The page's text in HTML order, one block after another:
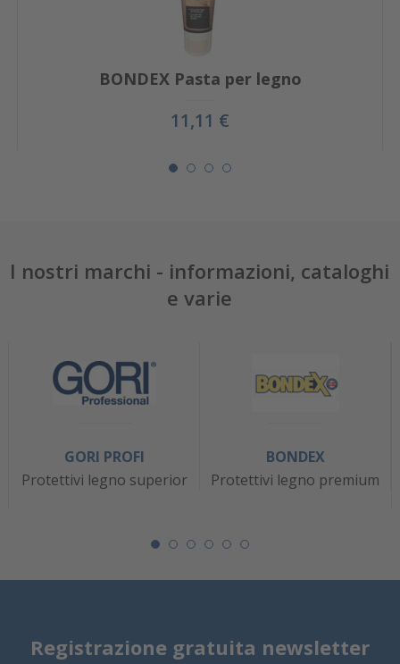
BONDEX Pasta per legno
11,11 €
I nostri marchi - informazioni, cataloghi
e varie
GORI PROFI
Protettivi legno superior
BONDEX
Protettivi legno premium
Registrazione gratuita newsletter